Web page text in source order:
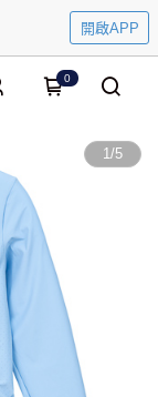
開啟APP
0
1/5